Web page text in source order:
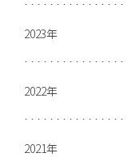
2023年
2022年
2021年